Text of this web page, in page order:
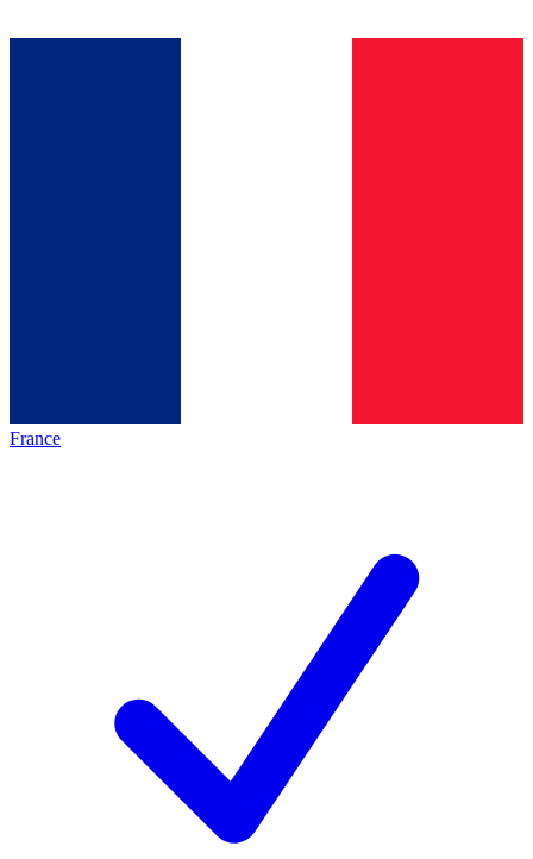
France